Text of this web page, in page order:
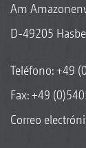
Am
D-49205
Teléfono:+49
Fax: +49
Correo